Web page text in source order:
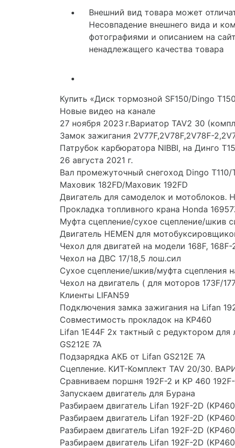
Внешний вид товара может
Несовпадение внешнего вида и
фотографиями и описанием на
ненадлежащего качества товара
Купить «Диск тормозной SF150/Dingo
Новые видео на канале
27 ноября 2023 г.Вариатор TAV2 30
Замок зажигания 2V77F,2V78F,2V78F-
Патрубок карбюратора NIBBI, на Динго
26 августа 2021 г.
Вал промежуточный снегоход Dingo T110/
Маховик 182FD/Маховик 192FD
Двигатель для самоделок и мотоблоков.
Прокладка топливного крана Honda
Муфта сцепление/сухое сцепление/шкив
Двигатель HEMEN для
Чехол для двигатей на модели 168F, 168F-
Чехол на ДВС 17/18,5 лош.сил
Сухое сцепление/шкив/муфта сцепления
Чехол на двигатель ( для моторов 173F/
Клиенты LIFAN59
Подключения замка зажигания на Lifan
Совместимость прокладок на КР460
Lifan 1E44F 2х тактный с редуктором для
GS212E 7A
Подзарядка АКБ от Lifan GS212E 7A
Сцепление. КИТ-Комплект TAV 20/30.
Сравниваем поршня 192F-2 и KP 460
Запускаем двигатель для Бурана
Разбираем двигатель Lifan 192F-2D
Разбираем двигатель Lifan 192F-2D
Разбираем двигатель Lifan 192F-2D
Разбираем двигатель Lifan 192F-2D